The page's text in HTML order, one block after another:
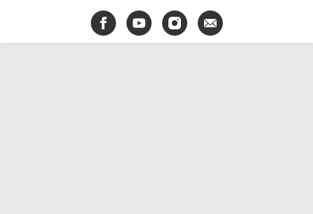
FacebookYouTubeInstagram
E-
mail